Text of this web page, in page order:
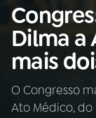
Buscar
na
Rádio
Nacional
Dilma a
mais
O Congresso
Ato Médico, do